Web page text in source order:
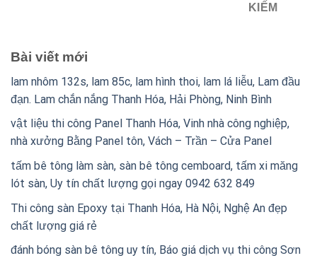
KIẾM
Bài viết mới
lam nhôm 132s, lam 85c, lam hình thoi, lam lá liễu, Lam đầu
đạn. Lam chắn nắng Thanh Hóa, Hải Phòng, Ninh Bình
vật liệu thi công Panel Thanh Hóa, Vinh nhà công nghiệp,
nhà xưởng Bằng Panel tôn, Vách – Trần – Cửa Panel
tấm bê tông làm sàn, sàn bê tông cemboard, tấm xi măng
lót sàn, Uy tín chất lượng gọi ngay 0942 632 849
Thi công sàn Epoxy tại Thanh Hóa, Hà Nội, Nghệ An đẹp
chất lượng giá rẻ
đánh bóng sàn bê tông uy tín, Báo giá dịch vụ thi công Sơn